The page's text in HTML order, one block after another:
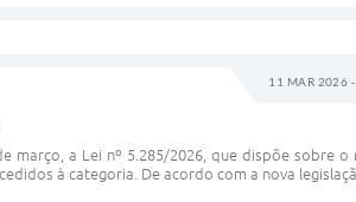
11 MAR 2026
março, a Lei nº 5.285/2026, que dispõe sobre o
à categoria. De acordo com a nova